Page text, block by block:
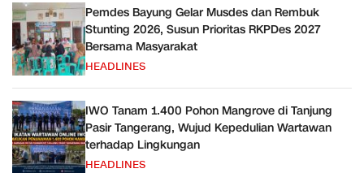
Pemdes Bayung Gelar Musdes dan Rembuk
Stunting 2026, Susun Prioritas RKPDes 2027
Bersama Masyarakat
HEADLINES
IWO Tanam 1.400 Pohon Mangrove di Tanjung
Pasir Tangerang, Wujud Kepedulian Wartawan
terhadap Lingkungan
HEADLINES